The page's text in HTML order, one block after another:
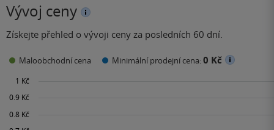
Vývoj ceny
Získejte přehled o vývoji ceny za posledních 60 dní.
Maloobchodní cena Minimální prodejní cena:0 Kč